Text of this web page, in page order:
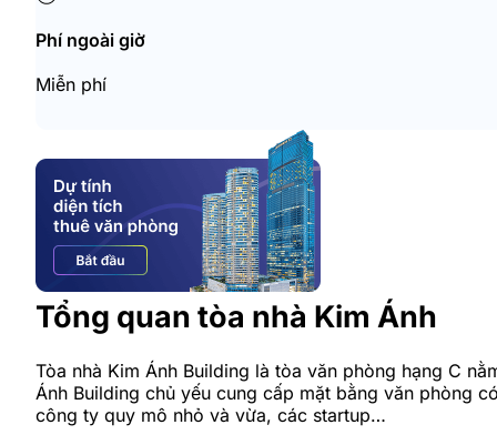
Phí ngoài giờ
Miễn phí
Tổng quan tòa nhà Kim Ánh
Tòa nhà Kim Ánh Building là tòa văn phòng hạng C
Ánh Building chủ yếu cung cấp mặt bằng văn phòng
công ty quy mô nhỏ và vừa, các startup…